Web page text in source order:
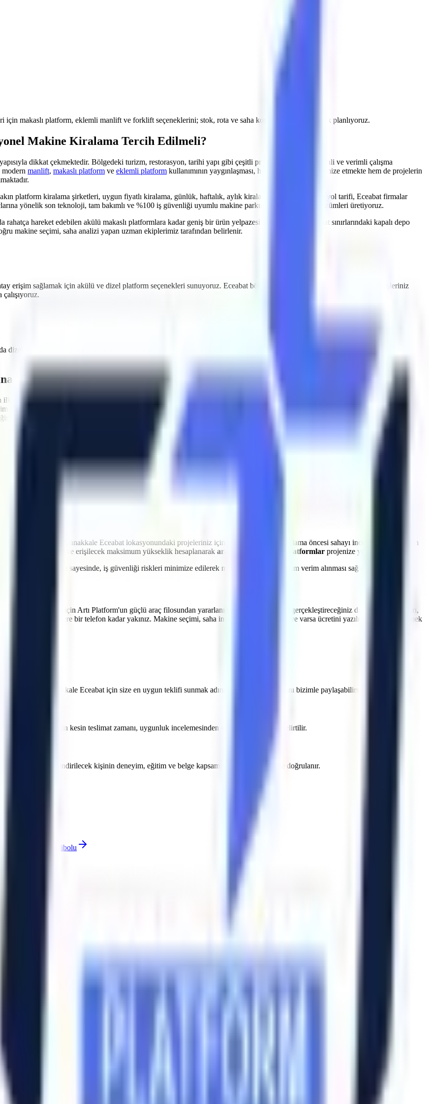
için makaslı platform, eklemli manlift ve forklift seçeneklerini; stok, rota ve saha koşullarını doğrulayarak planlıyoruz.
Makine Kiralama Tercih Edilmeli?
dikkat çekmektedir. Bölgedeki turizm, restorasyon, tarihi yapı gibi çeşitli projeler, yüksekte güvenli ve verimli çalışma
modern manlift, makaslı platform ve eklemli platform kullanımının yaygınlaşması, hem iş kazalarını minimize etmekte hem de projelerin
platform kiralama şirketleri, uygun fiyatlı kiralama, günlük, haftalık, aylık kiralama fiyatları, Eceabat yol tarifi, Eceabat firmalar
yönelik son teknoloji, tam bakımlı ve %100 iş güvenliği uyumlu makine parkurumuzla kiralama çözümleri üretiyoruz.
rahatça hareket edebilen akülü makaslı platformlara kadar geniş bir ürün yelpazesi sunmaktayız. Eceabat sınırlarındaki kapalı depo
makine seçimi, saha analizi yapan uzman ekiplerimiz tarafından belirlenir.
erişim sağlamak için akülü ve dizel platform seçenekleri sunuyoruz. Eceabat bölgesine özel hızlı teslimat imkanlarımızla işleriniz
dizel ve akülü
Uygun Filo
ilk kuralı, kullanılan ekipmanların standartlara uygun olmasıdır.
süreçlerinde Artı Platform, her kiralama
tamamı
tarafından periyodik olarak muayene edilmektedir ve CE / EN280 sertifikasyonuna
en üst düzeyde tutacak aşırı yük sensörleri, eğim alarmları ve acil indirme valfleri ile donatılmıştır.
Platform olarak kendi çekicilerimiz ve özel nakliye filomuzla
içinde makinenin projenizde hazır olmasını sağlayarak olası maliyet kayıplarının önüne geçiyoruz.
neden olabilir. Çanakkale Eceabat lokasyonundaki projeleriniz için uzman ekibimiz, kiralama öncesi sahayı inceleyerek en uygun
eğim durumu ve erişilecek maksimum yükseklik hesaplanarak araziye uygun güçlü platformlar projenize yönlendirilir.
oryantasyon sayesinde, iş güvenliği riskleri minimize edilerek makinelerden maksimum verim alınması sağlanır.
artırmak için Artı Platform'un güçlü araç filosundan yararlanın.
genelinde gerçekleştireceğiniz dış cephe onarımları,
bakımlarında sizlere bir telefon kadar yakınız. Makine seçimi, saha incelemesinin kapsamı ve varsa ücretini yazılı teklifte netleştirmek
nedir?
Çanakkale Eceabat için size en uygun teklifi sunmak adına projenizin detaylarını bizimle paylaşabilirsiniz.
Eceabat için kesin teslimat zamanı, uygunluk incelemesinden sonra yazılı teklifte belirtilir.
için görevlendirilecek kişinin deneyim, eğitim ve belge kapsamı sözleşme öncesinde doğrulanır.
Gelibolu